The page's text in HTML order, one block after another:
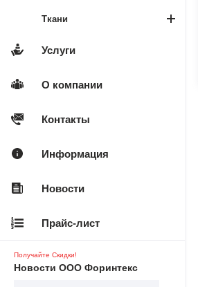
Ткани
Услуги
О компании
Контакты
Информация
Новости
Прайс-лист
Получайте Скидки!
Новости ООО Форинтекс